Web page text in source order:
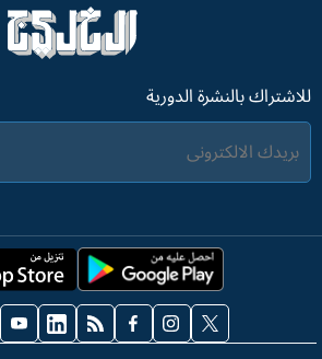
للاشتراك بالنشرة الدورية